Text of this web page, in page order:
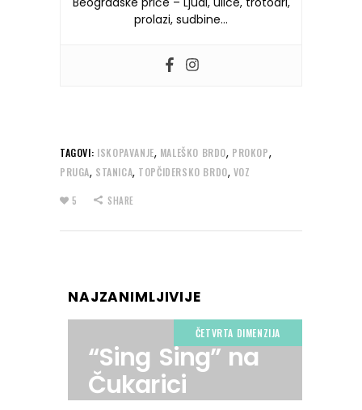
prolazi, sudbine…
TAGOVI: ISKOPAVANJE, MALEŠKO BRDO, PROKOP,
PRUGA, STANICA, TOPČIDERSKO BRDO, VOZ
5 SHARE
NAJZANIMLJIVIJE
ČETVRTA DIMENZIJA
“Sing Sing” na
Čukarici